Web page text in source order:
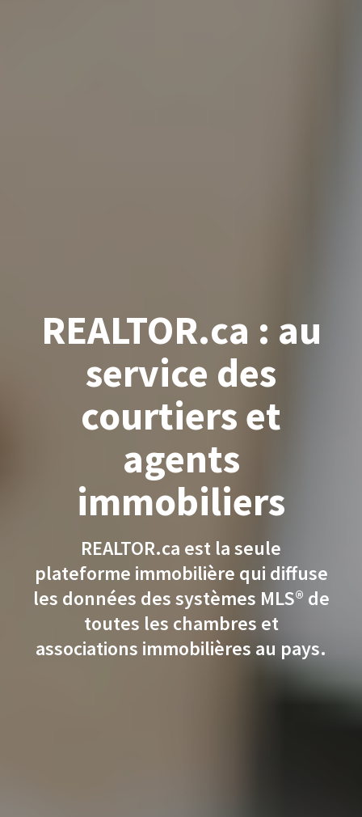
REALTOR.ca : au
service des
courtiers et
agents
immobiliers
REALTOR.ca est la seule
plateforme immobilière qui diffuse
les données des systèmes MLS® de
toutes les chambres et
associations immobilières au pays.